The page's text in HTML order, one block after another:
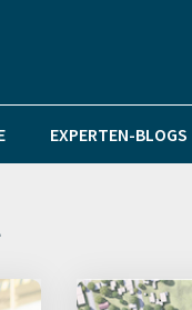
EXPERTEN-BLOGS